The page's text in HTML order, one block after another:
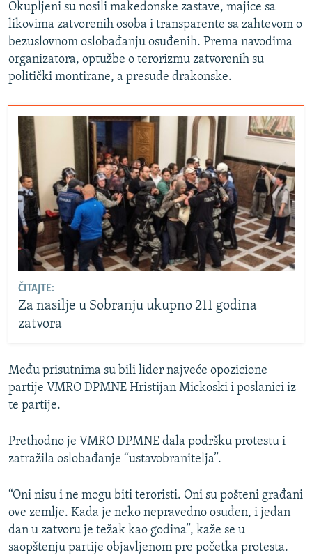
Okupljeni su nosili makedonske zastave, majice sa
likovima zatvorenih osoba i transparente sa zahtevom o
bezuslovnom oslobađanju osuđenih. Prema navodima
organizatora, optužbe o terorizmu zatvorenih su
politički montirane, a presude drakonske.
ČITAJTE:
Za nasilje u Sobranju ukupno 211 godina
zatvora
Među prisutnima su bili lider najveće opozicione
partije VMRO DPMNE Hristijan Mickoski i poslanici iz
te partije.
Prethodno je VMRO DPMNE dala podršku protestu i
zatražila oslobađanje “ustavobranitelja”.
“Oni nisu i ne mogu biti teroristi. Oni su pošteni građani
ove zemlje. Kada je neko nepravedno osuđen, i jedan
dan u zatvoru je težak kao godina”, kaže se u
saopštenju partije objavljenom pre početka protesta.